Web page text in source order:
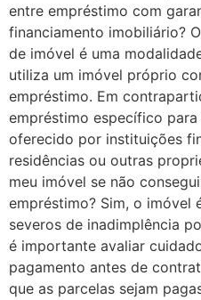
entre empréstimo com
financiamento imobiliário?
de imóvel é uma
utiliza um imóvel próprio
empréstimo. Em
empréstimo específico
oferecido por instituições
residências ou outras
meu imóvel se não
empréstimo? Sim, o imóvel
severos de inadimplência
é importante avaliar
pagamento antes de
que as parcelas sejam